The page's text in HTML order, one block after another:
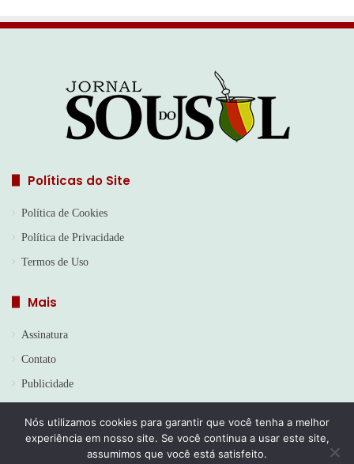
Políticas do Site
Política de Cookies
Política de Privacidade
Termos de Uso
Mais
Assinatura
Contato
Publicidade
© Copyright 2026, Todos os direitos reservados | Jornal Sou do
Nós utilizamos cookies para garantir que você tenha a melhor
experiência em nosso site. Se você continua a usar este site,
assumimos que você está satisfeito.